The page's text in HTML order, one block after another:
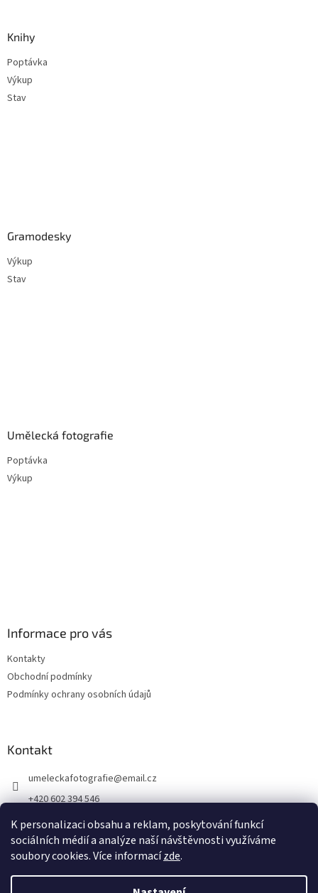
K personalizaci obsahu a reklam, poskytování funkcí
sociálních médií a analýze naší návštěvnosti využíváme
soubory cookies. Více informacízde.
Knihy
Poptávka
Výkup
Stav
Gramodesky
Výkup
Stav
Umělecká fotografie
Poptávka
Výkup
Informace pro vás
Kontakty
Obchodní podmínky
Podmínky ochrany osobních údajů
Kontakt
umeleckafotografie@email.cz
+420 602 394 546
Facebook